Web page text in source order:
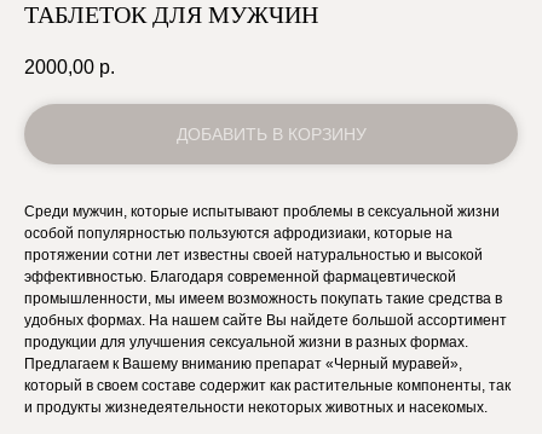
ТАБЛЕТОК ДЛЯ МУЖЧИН
2000,00 р.
ДОБАВИТЬ В КОРЗИНУ
Среди мужчин, которые испытывают проблемы в сексуальной жизни
особой популярностью пользуются афродизиаки, которые на
протяжении сотни лет известны своей натуральностью и высокой
эффективностью. Благодаря современной фармацевтической
промышленности, мы имеем возможность покупать такие средства в
удобных формах. На нашем сайте Вы найдете большой ассортимент
продукции для улучшения сексуальной жизни в разных формах.
Предлагаем к Вашему вниманию препарат «Черный муравей»,
который в своем составе содержит как растительные компоненты, так
и продукты жизнедеятельности некоторых животных и насекомых.